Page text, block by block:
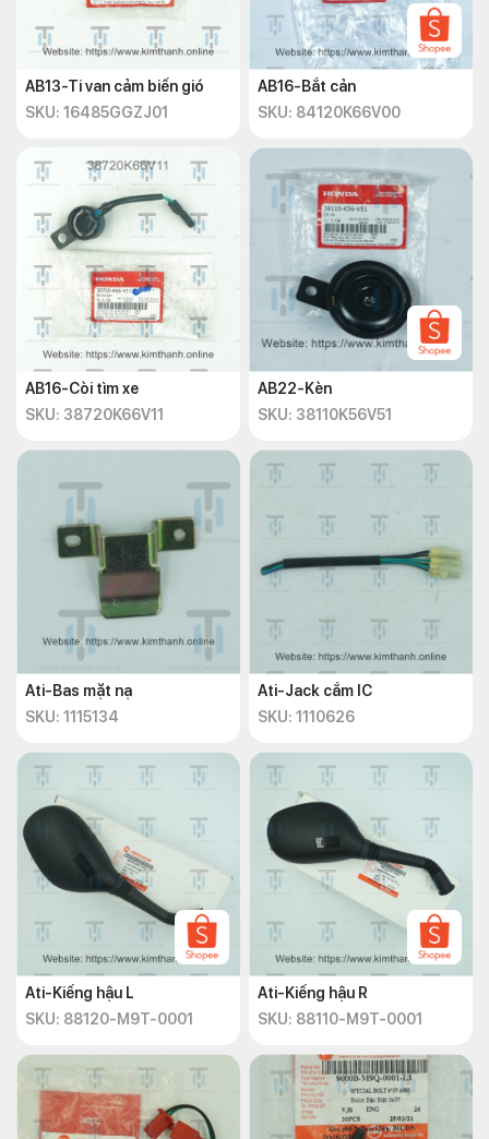
AB13-Ti van cảm biến gió
SKU: 16485GGZJ01
AB16-Bắt cản
SKU: 84120K66V00
AB16-Còi tìm xe
SKU: 38720K66V11
AB22-Kèn
SKU: 38110K56V51
Ati-Bas mặt nạ
SKU: 1115134
Ati-Jack cắm IC
SKU: 1110626
Ati-Kiếng hậu L
SKU: 88120-M9T-0001
Ati-Kiếng hậu R
SKU: 88110-M9T-0001